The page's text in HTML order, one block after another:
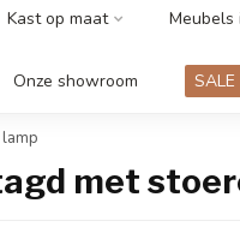
Kast op maat
Onze showroom SALE
met